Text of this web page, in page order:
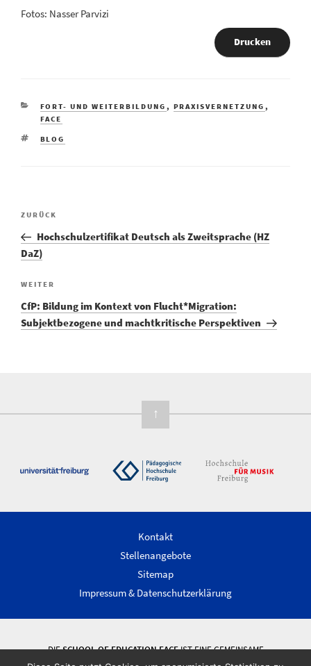
Fotos: Nasser Parvizi
Drucken
KATEGORIEN
FORT- UND WEITERBILDUNG , PRAXISVERNETZUNG ,
FACE
SCHLAGWÖRTER
BLOG
Beitragsnavigation
Vorheriger
Beitrag
ZURÜCK
Hochschulzertifikat Deutsch als Zweitsprache (HZ
DaZ)
Nächster
Beitrag
WEITER
CfP: Bildung im Kontext von Flucht*Migration:
Subjektbezogene und machtkritische Perspektiven
↑
Kontakt
Stellenangebote
Sitemap
Impressum & Datenschutzerklärung
DIESCHOOL OF EDUCATION FACEIST EINE GEMEINSAME